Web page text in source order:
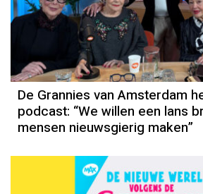
De Grannies van Amsterdam
podcast: “We willen een lans
mensen nieuwsgierig maken”